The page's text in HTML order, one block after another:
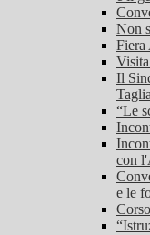
Non
Fiera
Il
“Le
con
e le